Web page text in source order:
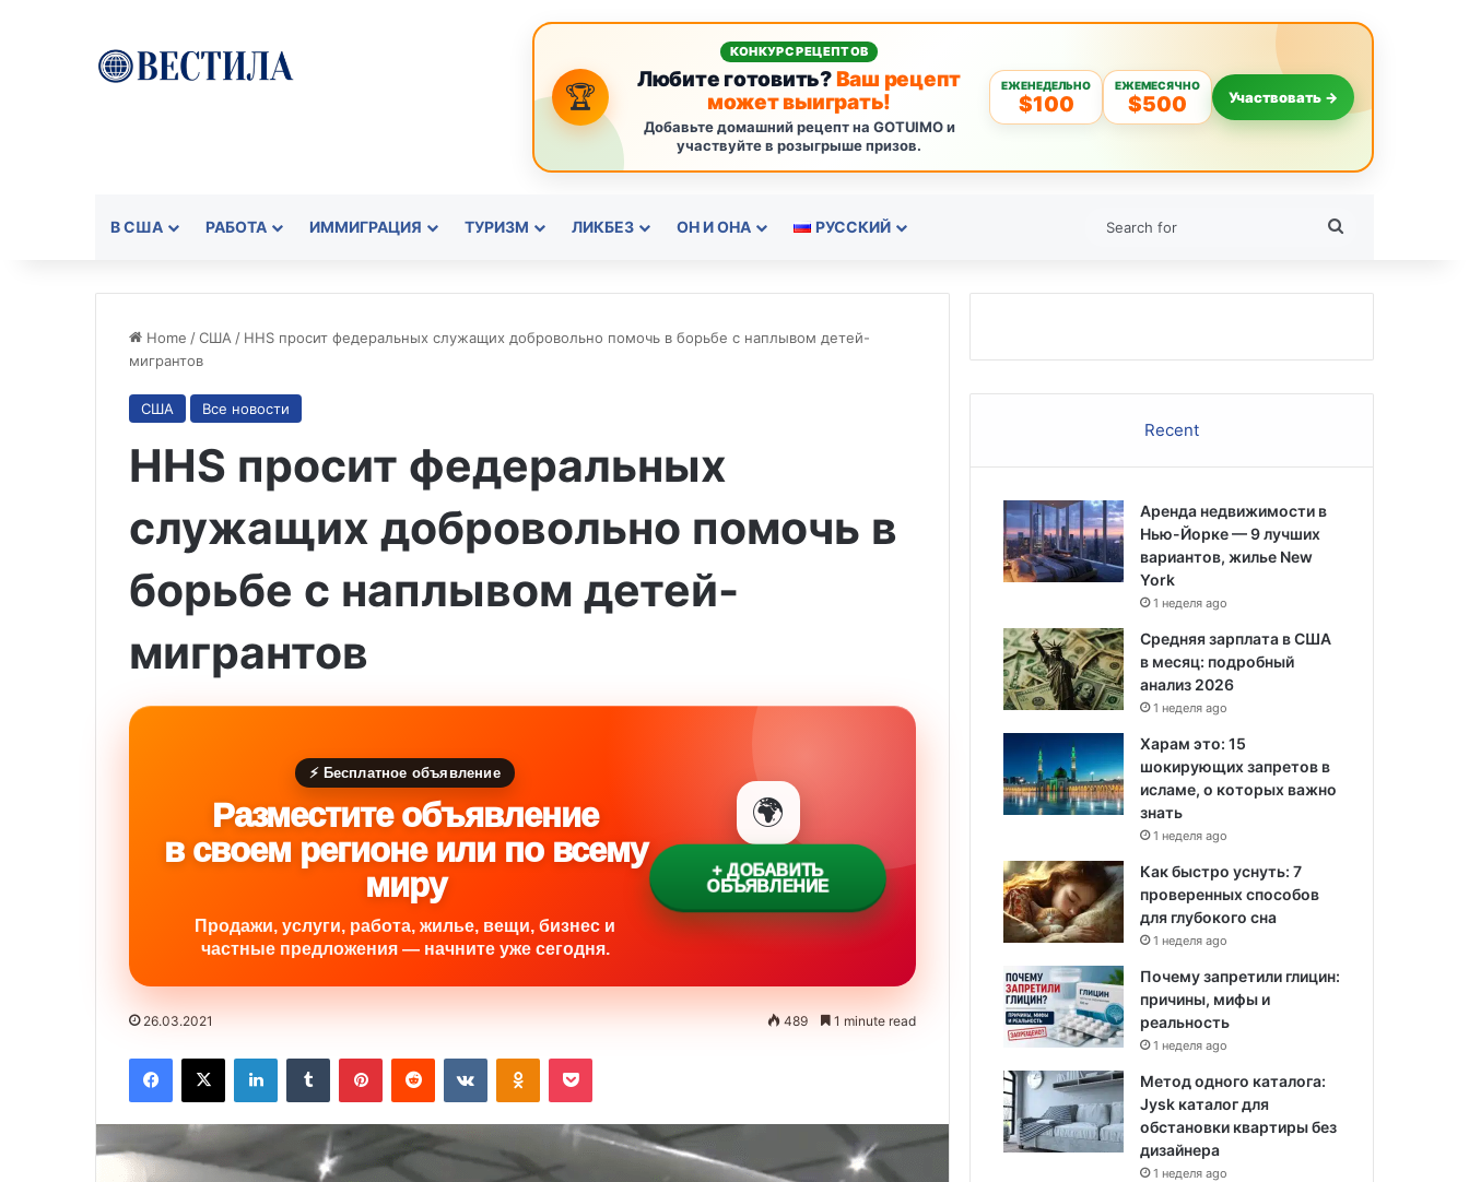
🏆
КОНКУРС РЕЦЕПТОВ
Любите готовить?Ваш рецепт
может выиграть!
Добавьте домашний рецепт на GOTUIMO и
участвуйте в розыгрыше призов.
ЕЖЕНЕДЕЛЬНО
$100
ЕЖЕМЕСЯЧНО
$500 Участвовать →
В США РАБОТА ИММИГРАЦИЯ ТУРИЗМ ЛИКБЕЗ ОН И ОНА РУССКИЙ
Home /США / HHS просит федеральных служащих добровольно помочь в борьбе с наплывом детей-
мигрантов
США Все новости
HHS просит федеральных
служащих добровольно помочь в
борьбе с наплывом детей-
мигрантов
⚡ Бесплатное объявление
Разместите объявление
в своем регионе или по всему
миру
Продажи, услуги, работа, жилье, вещи, бизнес и
частные предложения — начните уже сегодня.
🌍
+ ДОБАВИТЬ
ОБЪЯВЛЕНИЕ
26.03.2021 489 1 minute read
Recent
Аренда недвижимости в
Нью-Йорке — 9 лучших
вариантов, жилье New
York
1 неделя ago
Средняя зарплата в США
в месяц: подробный
анализ 2026
1 неделя ago
Харам это: 15
шокирующих запретов в
исламе, о которых важно
знать
1 неделя ago
Как быстро уснуть: 7
проверенных способов
для глубокого сна
1 неделя ago
Почему запретили глицин:
причины, мифы и
реальность
1 неделя ago
Метод одного каталога:
Jysk каталог для
обстановки квартиры без
дизайнера
1 неделя ago